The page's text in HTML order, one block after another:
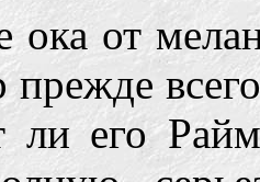
ока от
прежде
ли его